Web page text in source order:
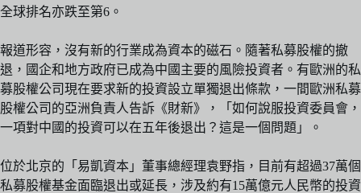
全球排名亦跌至第6。
報道形容，沒有新的行業成為資本的磁石。隨著私募股權的撤
退，國企和地方政府已成為中國主要的風險投資者。有歐洲的私
募股權公司現在要求新的投資設立單獨退出條款，一間歐洲私募
股權公司的亞洲負責人告訴《財新》，「如何說服投資委員會，
一項對中國的投資可以在五年後退出？這是一個問題」。
位於北京的「易凱資本」董事總經理袁野指，目前有超過37萬個
私募股權基金面臨退出或延長，涉及約有15萬億元人民幣的投資